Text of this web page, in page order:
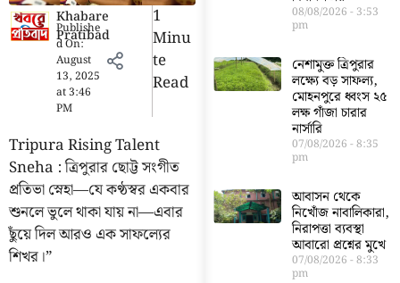
Khabare
Pratibad
Publishe
d On:
August
13, 2025
at3:46
PM
1
Minu
Te
Read
Tripura Rising Talent
Sneha : ত্রিপুরার ছোট্ট সংগীত
প্রতিভা স্নেহা—যে কণ্ঠস্বর একবার
শুনলে ভুলে থাকা যায় না—এবার
ছুঁয়ে দিল আরও এক সাফল্যের
শিখর।”
08/08/2026 3:53
pm
নেশামুক্ত ত্রিপুরার
লক্ষ্যে বড় সাফল্য,
মোহনপুরে ধ্বংস ২৫
লক্ষ গাঁজা চারার
নার্সারি
07/08/2026 8:35
pm
আবাসন থেকে
নিখোঁজ নাবালিকারা,
নিরাপত্তা ব্যবস্থা
আবারো প্রশ্নের মুখে
07/08/2026 8:33
pm